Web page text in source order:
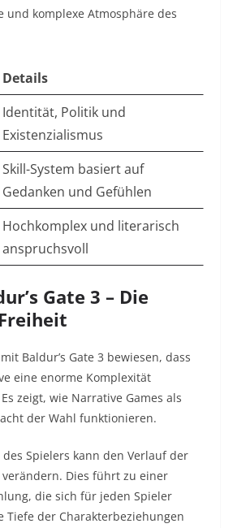
und komplexe Atmosphäre des
Details
Identität, Politik und
Existenzialismus
Skill-System basiert auf
Gedanken und Gefühlen
Hochkomplex und literarisch
anspruchsvoll
Gate 3 – Die
Baldur’s Gate 3 bewiesen, dass
eine enorme Komplexität
zeigt, wie Narrative Games als
der Wahl funktionieren.
des Spielers kann den Verlauf der
Dies führt zu einer
die sich für jeden Spieler
Tiefe der Charakterbeziehungen